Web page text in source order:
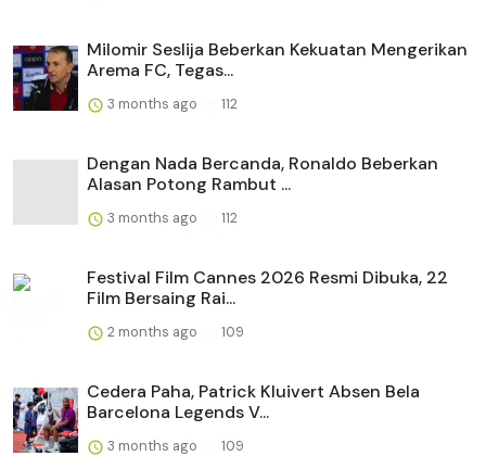
Milomir Seslija Beberkan Kekuatan Mengerikan
Arema FC, Tegas...
3 months ago 112
Dengan Nada Bercanda, Ronaldo Beberkan
Alasan Potong Rambut ...
3 months ago 112
Festival Film Cannes 2026 Resmi Dibuka, 22
Film Bersaing Rai...
2 months ago 109
Cedera Paha, Patrick Kluivert Absen Bela
Barcelona Legends V...
3 months ago 109